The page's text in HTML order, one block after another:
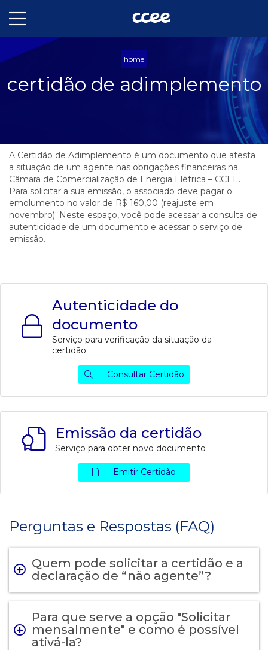
home
certidão de adimplemento
A Certidão de Adimplemento é um documento que atesta
a situação de um agente nas obrigações financeiras na
Câmara de Comercialização de Energia Elétrica – CCEE.
Para solicitar a sua emissão, o associado deve pagar o
emolumento no valor de R$ 160,00 (reajuste em
novembro). Neste espaço, você pode acessar a consulta de
autenticidade de um documento e acessar o serviço de
emissão.
Autenticidade do
documento
Serviço para verificação da situação da
certidão
Consultar Certidão
Emissão da certidão
Serviço para obter novo documento
Emitir Certidão
Perguntas e Respostas (FAQ)
Quem pode solicitar a certidão e a
declaração de “não agente”?
Para que serve a opção "Solicitar
mensalmente" e como é possível
ativá-la?